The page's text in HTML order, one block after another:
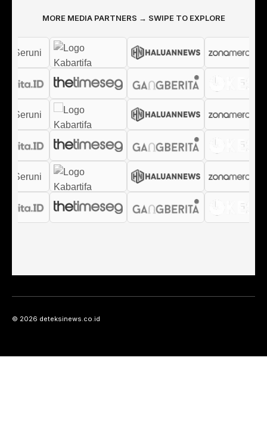
MORE MEDIA PARTNERS → SWIPE TO EXPLORE
© 2026 deteksinews.co.id